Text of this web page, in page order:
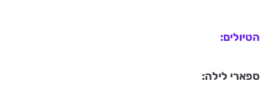
הטיולים:
ספארי לילה: